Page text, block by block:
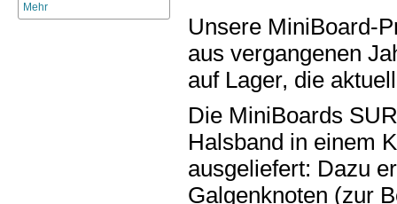
Mehr
Unsere MiniBoard-
aus vergangenen
auf Lager, die
Die MiniBoards
Halsband in einem
ausgeliefert: Dazu
Galgenknoten (zur